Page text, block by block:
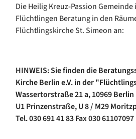
Die Heilig Kreuz-Passion
Flüchtlingen Beratung in den
Flüchtlingskirche St. Simeon an:
HINWEIS: Sie finden die
Kirche Berlin e.V. in der
Wassertorstraße 21 a, 10969 Berlin
U1 Prinzenstraße, U 8 / M29
Tel. 030 691 41 83 Fax 030 61107097